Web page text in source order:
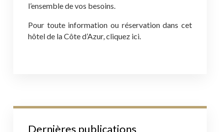
l’ensemble de vos besoins.
Pour toute information ou réservation dans cet
hôtel de la Côte d’Azur, cliquez ici.
Dernières publications